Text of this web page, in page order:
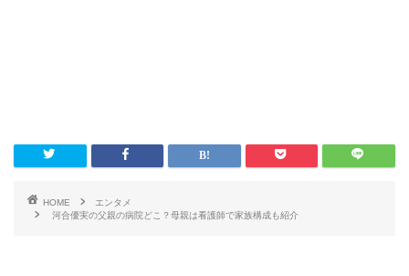
HOME
エンタメ
河合優実の父親の病院どこ？母親は看護師で家族構成も紹介